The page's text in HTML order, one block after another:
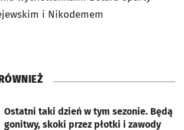
i Nikodemem
Ostatni taki dzień w tym sezonie. Będą
gonitwy, skoki przez płotki i zawody
karcie